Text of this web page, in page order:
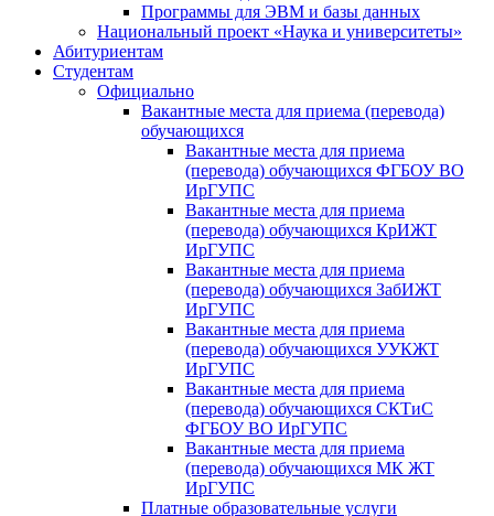
Программы для ЭВМ и базы данных
Национальный проект «Наука и университеты»
Абитуриентам
Студентам
Официально
Вакантные места для приема (перевода)
обучающихся
Вакантные места для приема
(перевода) обучающихся ФГБОУ ВО
ИрГУПС
Вакантные места для приема
(перевода) обучающихся КрИЖТ
ИрГУПС
Вакантные места для приема
(перевода) обучающихся ЗабИЖТ
ИрГУПС
Вакантные места для приема
(перевода) обучающихся УУКЖТ
ИрГУПС
Вакантные места для приема
(перевода) обучающихся СКТиС
ФГБОУ ВО ИрГУПС
Вакантные места для приема
(перевода) обучающихся МК ЖТ
ИрГУПС
Платные образовательные услуги